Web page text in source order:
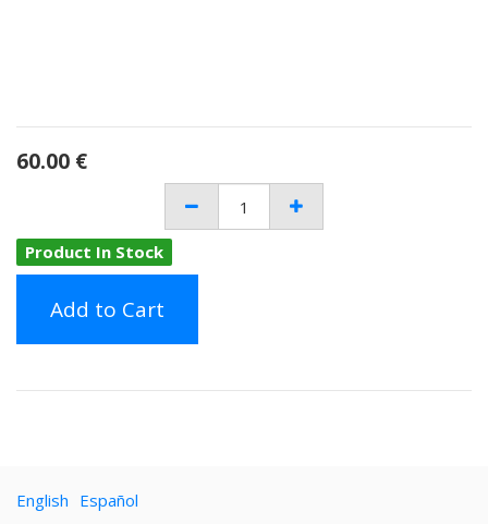
60.00 €
Product In Stock
Add to Cart
English Español